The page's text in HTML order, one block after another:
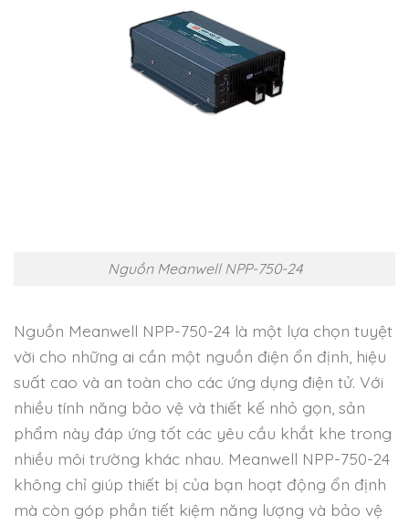
Nguồn Meanwell NPP-750-24
Nguồn Meanwell NPP-750-24 là một lựa chọn tuyệt
vời cho những ai cần một nguồn điện ổn định, hiệu
suất cao và an toàn cho các ứng dụng điện tử. Với
nhiều tính năng bảo vệ và thiết kế nhỏ gọn, sản
phẩm này đáp ứng tốt các yêu cầu khắt khe trong
nhiều môi trường khác nhau. Meanwell NPP-750-24
không chỉ giúp thiết bị của bạn hoạt động ổn định
mà còn góp phần tiết kiệm năng lượng và bảo vệ